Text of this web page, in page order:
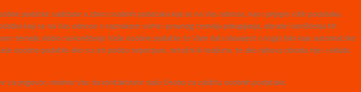
podatke sadržane u zbirci osobnih podataka koji se na Vas odnose, kao i prijepis istih podataka.
koji se na Vas odnose s naznakom svrhe i pravnog temelja prikupljanja, obrade i korištenja tih
temelju dobio na korištenje Vaše osobne podatke te Vam dati obavijest o logici bilo koje automatske
osobne podatke ako su isti podaci nepotpuni, netočni ili neažurni, te ako njihova obrada nije u skladu
prigovor, molimo Vas da kontaktirate našu Osobu za zaštitu osobnih podataka.